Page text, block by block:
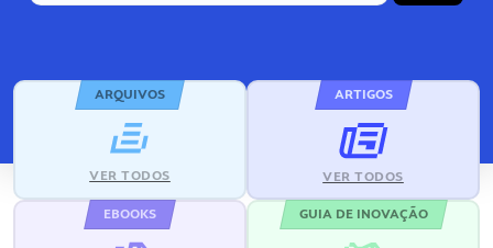
ARQUIVOS
VER TODOS
ARTIGOS
VER TODOS
EBOOKS GUIA DE INOVAÇÃO